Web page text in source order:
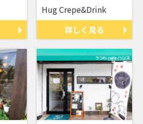
Hug Crepe&Drink
詳しく見る